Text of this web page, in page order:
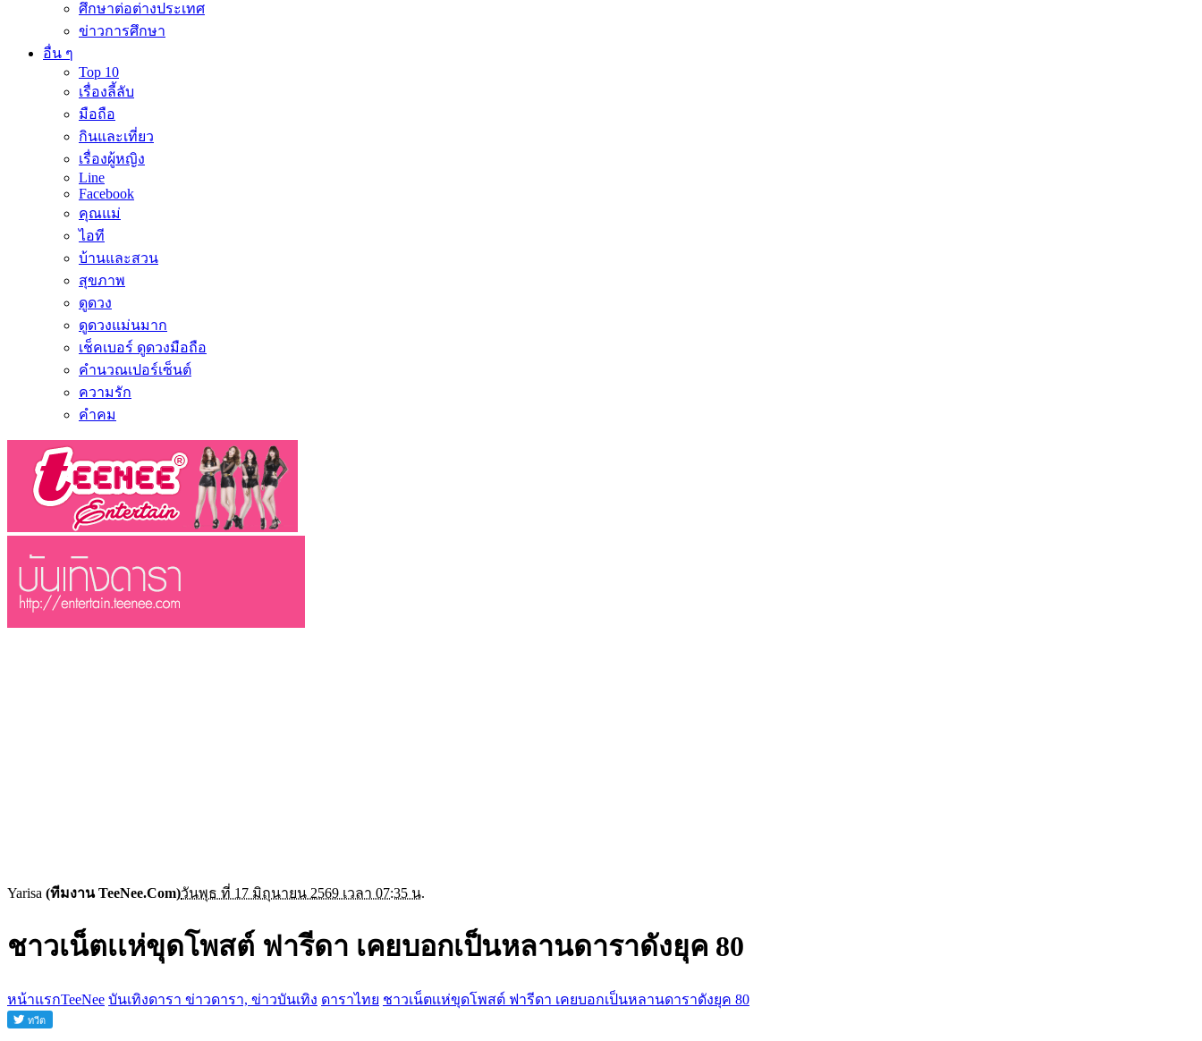
ศึกษาต่อต่างประเทศ
ข่าวการศึกษา
อื่น ๆ
Top 10
เรื่องลี้ลับ
มือถือ
กินและเที่ยว
เรื่องผู้หญิง
Line
Facebook
คุณแม่
ไอที
บ้านและสวน
สุขภาพ
ดูดวง
ดูดวงแม่นมาก
เช็คเบอร์ ดูดวงมือถือ
คำนวณเปอร์เซ็นต์
ความรัก
คำคม
Yarisa (ทีมงาน TeeNee.Com)วันพุธ ที่ 17 มิถุนายน 2569 เวลา 07:35 น.
ชาวเน็ตเเห่ขุดโพสต์ ฟารีดา เคยบอกเป็นหลานดาราดังยุค 80
หน้าแรกTeeNee บันเทิงดารา ข่าวดารา, ข่าวบันเทิง ดาราไทย ชาวเน็ตเเห่ขุดโพสต์ ฟารีดา เคยบอกเป็นหลานดาราดังยุค 80